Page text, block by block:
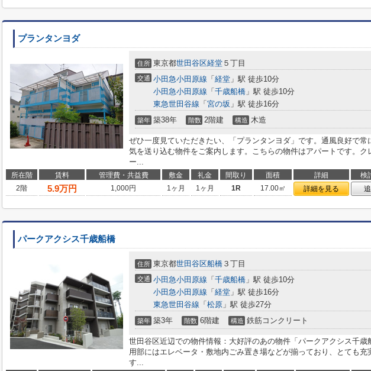
プランタンヨダ
住所 東京都世田谷区経堂 ５丁目
交通 小田急小田原線 「 経堂 」駅 徒歩10分
小田急小田原線 「 千歳船橋 」駅 徒歩10分
東急世田谷線 「 宮の坂 」駅 徒歩16分
築年 築38年 階数 2階建 構造 木造
ぜひ一度見ていただきたい、「プランタンヨダ」です。通風良好で常
気を送り込む物件をご案内します。こちらの物件はアパートです。ク
ー...
所在階 賃料 管理費・共益費 敷金 礼金 間取り 面積 詳細
検
2階
5.9万円 1,000円 1ヶ月 1ヶ月 1R 17.00㎡ 詳細を見る
パークアクシス千歳船橋
住所 東京都世田谷区船橋 ３丁目
交通 小田急小田原線 「 千歳船橋 」駅 徒歩10分
小田急小田原線 「 経堂 」駅 徒歩16分
東急世田谷線 「 松原 」駅 徒歩27分
築年 築3年 階数 6階建 構造 鉄筋コンクリート
世田谷区近辺での物件情報：大好評のあの物件「パークアクシス千歳
用部にはエレベータ・敷地内ごみ置き場などが揃っており、とても充
す...